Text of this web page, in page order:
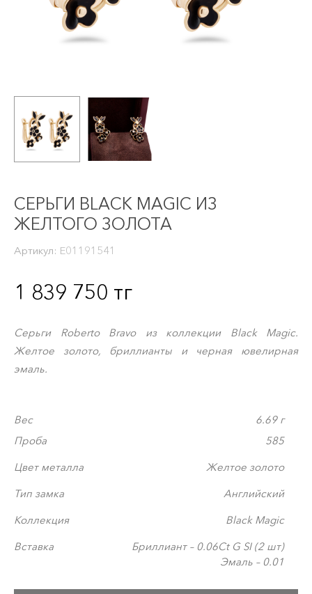
СЕРЬГИ BLACK MAGIC ИЗ
ЖЕЛТОГО ЗОЛОТА
1 839 750 тг
Серьги Roberto Bravo из коллекции Black Magic.
Желтое золото, бриллианты и черная ювелирная
эмаль.
Вес
6.69 г
Проба
585
Цвет металла
Желтое золото
Тип замка
Английский
Коллекция
Black Magic
Вставка
Бриллиант – 0.06Ct G SI (2 шт)
Эмаль – 0.01
Артикул: E01191541